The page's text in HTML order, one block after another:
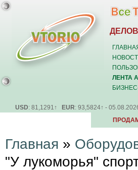
ЛЕНТА
USD: 81,1291↑ EUR: 93,5824↑ -
Главная »
"У лукоморья"